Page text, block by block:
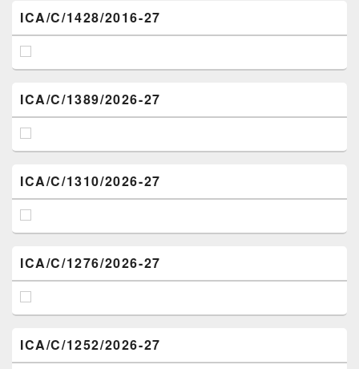
ICA/C/1428/2016-27
ICA/C/1389/2026-27
ICA/C/1310/2026-27
ICA/C/1276/2026-27
ICA/C/1252/2026-27